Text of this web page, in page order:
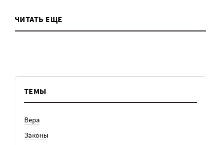
ЧИТАТЬ ЕЩЕ
ТЕМЫ
Вера
Законы